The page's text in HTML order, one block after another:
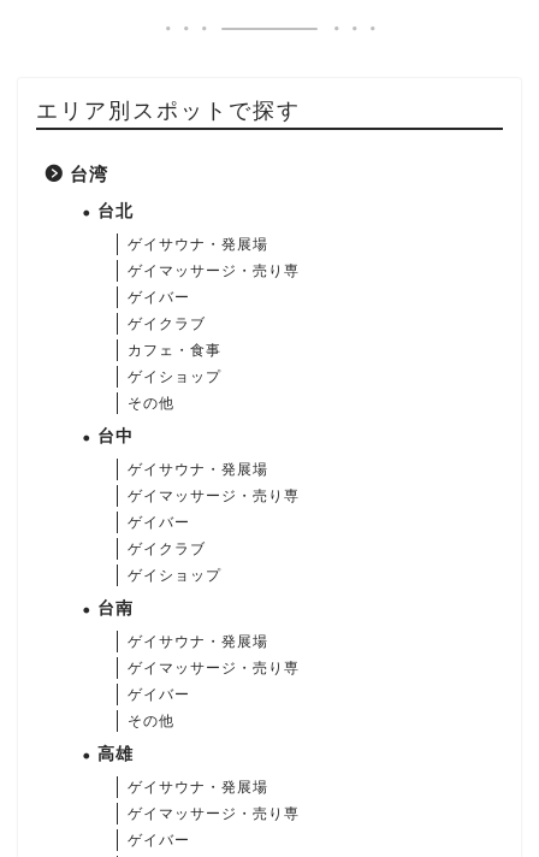
エリア別スポットで探す
台湾
台北
ゲイサウナ・発展場
ゲイマッサージ・売り専
ゲイバー
ゲイクラブ
カフェ・食事
ゲイショップ
その他
台中
ゲイサウナ・発展場
ゲイマッサージ・売り専
ゲイバー
ゲイクラブ
ゲイショップ
台南
ゲイサウナ・発展場
ゲイマッサージ・売り専
ゲイバー
その他
高雄
ゲイサウナ・発展場
ゲイマッサージ・売り専
ゲイバー